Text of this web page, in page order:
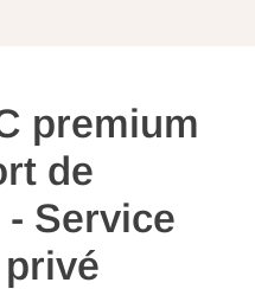
premium
de
Service